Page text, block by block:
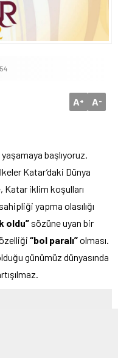
A+ A-
başlıyoruz.
Katar’daki Dünya
Katar iklim koşulları
yapma olasılığı
oldu” sözüne uyan bir
“bol paralı”olması.
günümüz dünyasında